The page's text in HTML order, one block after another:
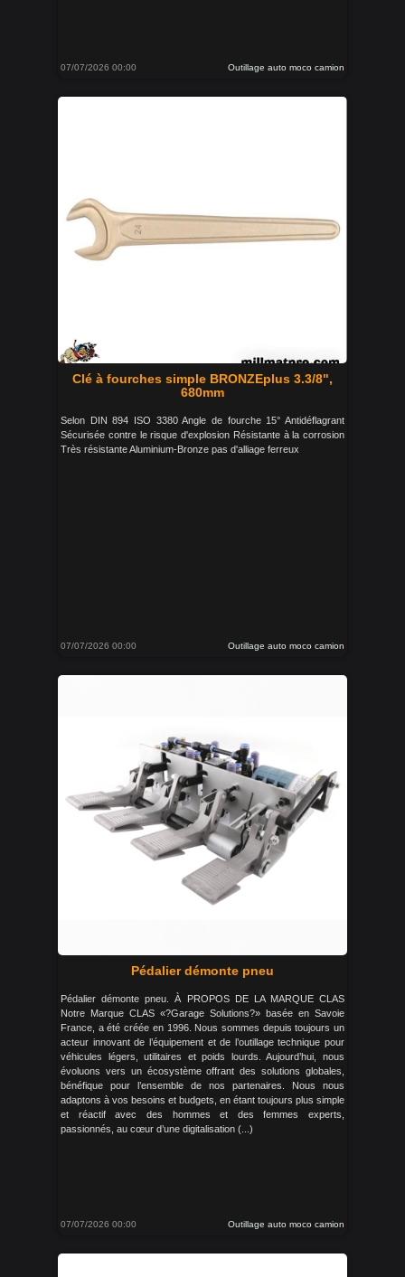
07/07/2026 00:00 Outillage auto moco camion
Clé à fourches simple BRONZEplus 3.3/8",
680mm
Selon DIN 894 ISO 3380 Angle de fourche 15° Antidéflagrant
Sécurisée contre le risque d'explosion Résistante à la corrosion
Très résistante Aluminium-Bronze pas d'alliage ferreux
07/07/2026 00:00 Outillage auto moco camion
Pédalier démonte pneu
Pédalier démonte pneu. À PROPOS DE LA MARQUE CLAS
Notre Marque CLAS «?Garage Solutions?» basée en Savoie
France, a été créée en 1996. Nous sommes depuis toujours un
acteur innovant de l’équipement et de l’outillage technique pour
véhicules légers, utilitaires et poids lourds. Aujourd’hui, nous
évoluons vers un écosystème offrant des solutions globales,
bénéfique pour l’ensemble de nos partenaires. Nous nous
adaptons à vos besoins et budgets, en étant toujours plus simple
et réactif avec des hommes et des femmes experts,
passionnés, au cœur d’une digitalisation (...)
07/07/2026 00:00 Outillage auto moco camion